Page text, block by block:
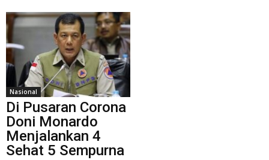
Nasional
Di Pusaran Corona
Doni Monardo
Menjalankan 4
Sehat 5 Sempurna